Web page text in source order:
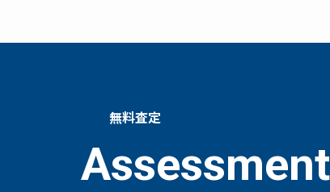
者に
当
お
無料査定
Assessment